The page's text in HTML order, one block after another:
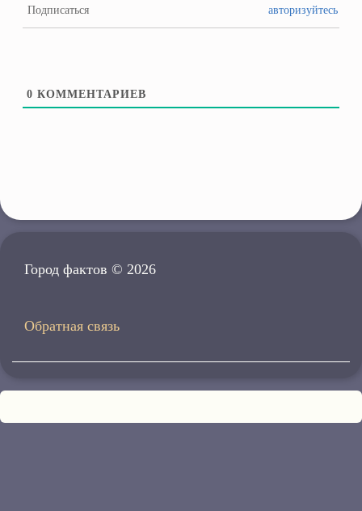
Подписаться авторизуйтесь
0 КОММЕНТАРИЕВ
Город фактов © 2026
Обратная связь